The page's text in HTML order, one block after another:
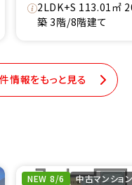
2LDK+S 113.01㎡
築 3階/8階建て
情報をもっと見る
NEW 8/6 中古マンショ